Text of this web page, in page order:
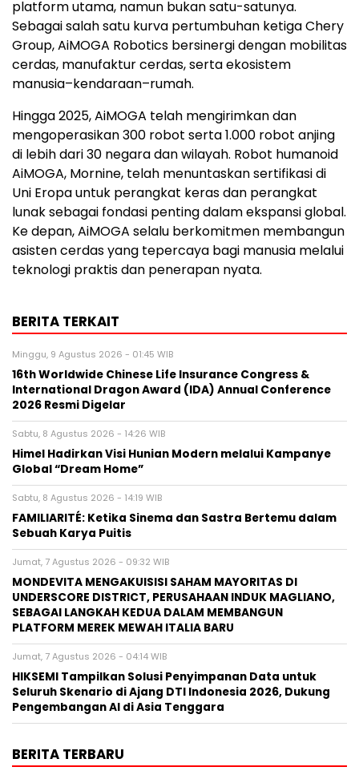
platform utama, namun bukan satu-satunya.
Sebagai salah satu kurva pertumbuhan ketiga Chery
Group, AiMOGA Robotics bersinergi dengan mobilitas
cerdas, manufaktur cerdas, serta ekosistem
manusia–kendaraan–rumah.
Hingga 2025, AiMOGA telah mengirimkan dan
mengoperasikan 300 robot serta 1.000 robot anjing
di lebih dari 30 negara dan wilayah. Robot humanoid
AiMOGA, Mornine, telah menuntaskan sertifikasi di
Uni Eropa untuk perangkat keras dan perangkat
lunak sebagai fondasi penting dalam ekspansi global.
Ke depan, AiMOGA selalu berkomitmen membangun
asisten cerdas yang tepercaya bagi manusia melalui
teknologi praktis dan penerapan nyata.
BERITA TERKAIT
Minggu, 9 Agustus 2026 - 01:45 WIB
16th Worldwide Chinese Life Insurance Congress &
International Dragon Award (IDA) Annual Conference
2026 Resmi Digelar
Sabtu, 8 Agustus 2026 - 14:26 WIB
Himel Hadirkan Visi Hunian Modern melalui Kampanye
Global “Dream Home”
Sabtu, 8 Agustus 2026 - 14:19 WIB
FAMILIARITÉ: Ketika Sinema dan Sastra Bertemu dalam
Sebuah Karya Puitis
Jumat, 7 Agustus 2026 - 09:32 WIB
MONDEVITA MENGAKUISISI SAHAM MAYORITAS DI
UNDERSCORE DISTRICT, PERUSAHAAN INDUK MAGLIANO,
SEBAGAI LANGKAH KEDUA DALAM MEMBANGUN
PLATFORM MEREK MEWAH ITALIA BARU
Jumat, 7 Agustus 2026 - 04:14 WIB
HIKSEMI Tampilkan Solusi Penyimpanan Data untuk
Seluruh Skenario di Ajang DTI Indonesia 2026, Dukung
Pengembangan AI di Asia Tenggara
BERITA TERBARU